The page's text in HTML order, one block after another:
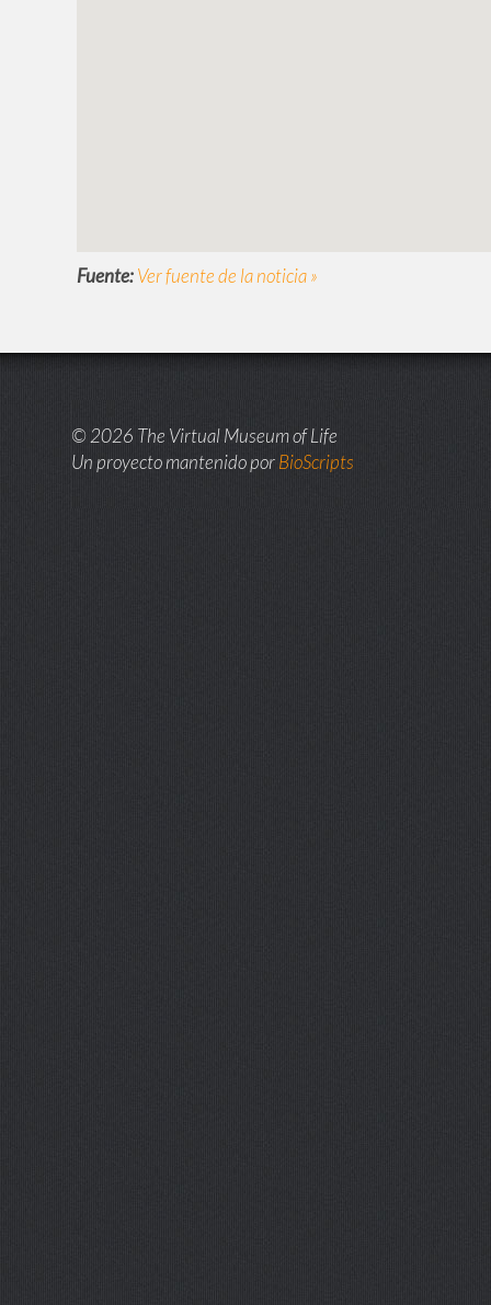
Fuente:Ver fuente de la noticia »
© 2026 The Virtual Museum of Life
Un proyecto mantenido porBioScripts